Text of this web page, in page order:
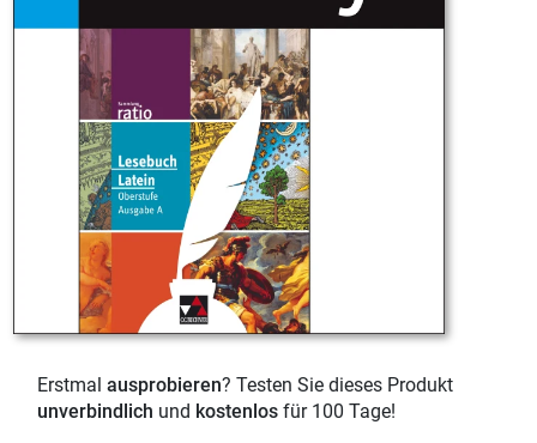
Erstmal ausprobieren? Testen Sie dieses Produkt
unverbindlich und kostenlos für 100 Tage!